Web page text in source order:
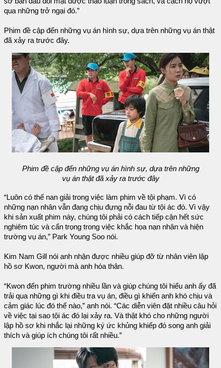
qua những trở ngại đó.”
Phim đề cập đến những vụ án hình sự, dựa trên những vụ án thật
đã xảy ra trước đây.
Phim đề cập đến những vụ án hình sự, dựa trên những
vụ án thật đã xảy ra trước đây
“Luôn có thế nan giải trong việc làm phim về tội phạm. Vì có
những nạn nhân vẫn đang chịu đựng nỗi đau từ tội ác đó. Vì vậy
khi sản xuất phim này, chúng tôi phải có cách tiếp cận hết sức
nghiêm túc và cẩn trọng trong việc khắc họa nạn nhân và hiện
trường vụ án,” Park Young Soo nói.
Kim Nam Gill nói anh nhận được nhiều giúp đỡ từ nhân viên lập
hồ sơ Kwon, người mà anh hóa thân.
“Kwon đến phim trường nhiều lần và giúp chúng tôi hiểu anh ấy đã
trải qua những gì khi điều tra vụ án, điều gì khiến anh khó chịu và
cảm giác lúc đó thế nào,” anh nói. “Các diễn viên đặt nhiều câu hỏi
về việc tại sao tội ác đó lại xảy ra. Và thật khó cho những người
lập hồ sơ khi nhắc lại những ký ức khủng khiếp đó song anh giải
thích và giúp ích chúng tôi rất nhiều.”